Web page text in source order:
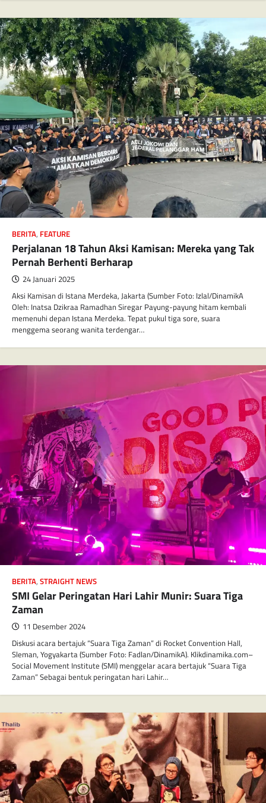
BERITA, FEATURE
Perjalanan 18 Tahun Aksi Kamisan: Mereka yang Tak
Pernah Berhenti Berharap
24 Januari 2025
Aksi Kamisan di Istana Merdeka, Jakarta (Sumber Foto: Izlal/DinamikA
Oleh: Inatsa Dzikraa Ramadhan Siregar Payung-payung hitam kembali
memenuhi depan Istana Merdeka. Tepat pukul tiga sore, suara
menggema seorang wanita terdengar…
BERITA, STRAIGHT NEWS
SMI Gelar Peringatan Hari Lahir Munir: Suara Tiga
Zaman
11 Desember 2024
Diskusi acara bertajuk “Suara Tiga Zaman” di Rocket Convention Hall,
Sleman, Yogyakarta (Sumber Foto: Fadlan/DinamikA). Klikdinamika.com–
Social Movement Institute (SMI) menggelar acara bertajuk “Suara Tiga
Zaman” Sebagai bentuk peringatan hari Lahir…